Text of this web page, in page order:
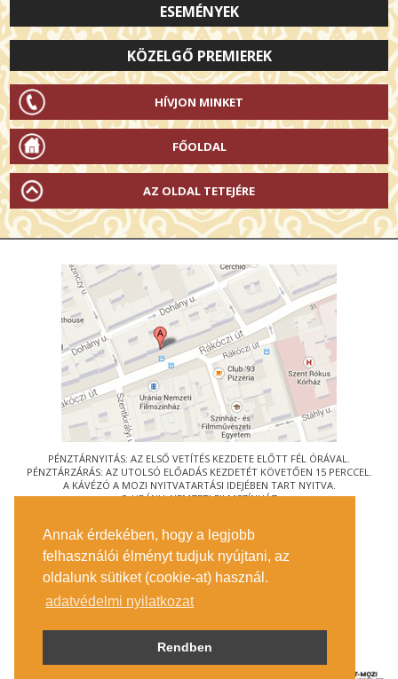
Annak érdekében, hogy a legjobb
felhasználói élményt tudjuk nyújtani, az
oldalunk sütiket (cookie-at) használ.
adatvédelmi nyilatkozat
Rendben
ESEMÉNYEK
KÖZELGŐ PREMIEREK
HÍVJON MINKET
FŐOLDAL
AZ OLDAL TETEJÉRE
PÉNZTÁRNYITÁS: AZ ELSŐ VETÍTÉS KEZDETE ELŐTT FÉL ÓRÁVAL.
PÉNZTÁRZÁRÁS: AZ UTOLSÓ ELŐADÁS KEZDETÉT KÖVETŐEN 15 PERCCEL.
A KÁVÉZÓ A MOZI NYITVATARTÁSI IDEJÉBEN TART NYITVA.
© URÁNIA NEMZETI FILMSZÍNHÁZ
1088 BUDAPEST, RÁKÓCZI ÚT 21.
MEGKÖZELÍTÉS
JEGYINFORMÁCIÓ
ÍRJON NEKÜNK!
KÖZÉRDEKŰ ADATOK